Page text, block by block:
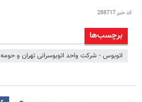
کد خبر288717
برچسب‌ها
اتوبوس - شرکت واحد اتوبوسرانی تهران و حومه